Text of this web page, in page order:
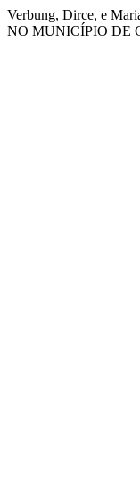
Verbung, Dirce, e
NO MUNICÍPIO DE